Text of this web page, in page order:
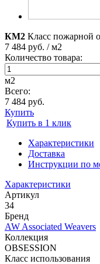
КМ2 Класс пожарной
7 484 руб. / м2
Количество товара:
м2
Всего:
7 484 руб.
Купить
Купить в 1 клик
Характеристики
Доставка
Инструкции по
Характеристики
Артикул
34
Бренд
AW Associated Weavers
Коллекция
OBSESSION
Класс использования